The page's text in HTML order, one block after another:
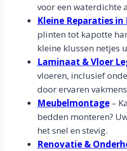
voor een waterdichte
Kleine Reparaties in
plinten tot kapotte
kleine klussen netjes
Laminaat & Vloer
vloeren, inclusief
door ervaren
Meubelmontage–
bedden monteren?
het snel en stevig.
Renovatie &